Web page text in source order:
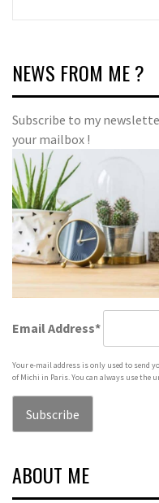
ー
シ
ョ
ン
NEWS FROM ME ?
Subscribe to my
your mailbox !
Email Address*
Your e-mail address is only used to
of Michi in Paris. You can always use the
ABOUT ME